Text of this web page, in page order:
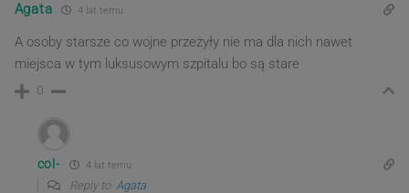
Agata 4 lat temu
A osoby starsze co wojne przeżyły nie ma dla nich nawet
miejsca w tym luksusowym szpitalu bo są stare
0
col- 4 lat temu
Reply to Agata